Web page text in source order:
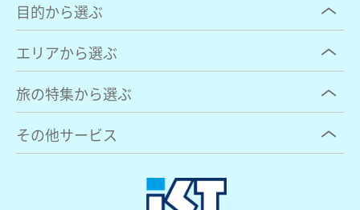
目的から選ぶ
エリアから選ぶ
旅の特集から選ぶ
その他サービス